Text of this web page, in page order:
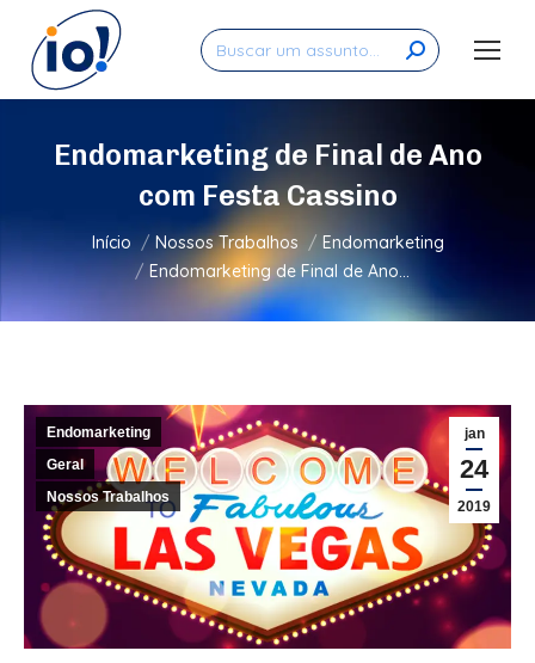
Search:
Endomarketing de Final de Ano
com Festa Cassino
Você está aqui:
Início Nossos Trabalhos
Endomarketing
Endomarketing de Final de Ano…
jan
24
2019
Endomarketing
Geral
Nossos Trabalhos